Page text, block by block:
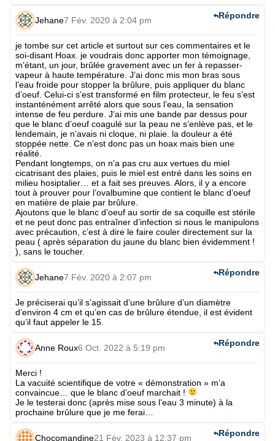
Jehane7 Fév. 2020 à 2:04 pm
je tombe sur cet article et surtout sur ces commentaires et le
soi-disant Hoax. je voudrais donc apporter mon témoignage,
m’étant, un jour, brûlée gravement avec un fer à repasser-
vapeur à haute température. J’ai donc mis mon bras sous
l’eau froide pour stopper la brûlure, puis appliquer du blanc
d’oeuf. Celui-ci s’est transformé en film protecteur, le feu s’est
instanténément arrêté alors que sous l’eau, la sensation
intense de feu perdure. J’ai mis une bande par dessus pour
que le blanc d’oeuf coagulé sur la peau ne s’enlève pas, et le
lendemain, je n’avais ni cloque, ni plaie. la douleur a été
stoppée nette. Ce n’est donc pas un hoax mais bien une
réalité.
Pendant longtemps, on n’a pas cru aux vertues du miel
cicatrisant des plaies, puis le miel est entré dans les soins en
milieu hosiptalier… et a fait ses preuves. Alors, il y a encore
tout à prouver pour l’ovalbumine que contient le blanc d’oeuf
en matière de plaie par brûlure.
Ajoutons que le blanc d’oeuf au sortir de sa coquille est stérile
et ne peut donc pas entraîner d’infection si nous le manipulons
avec précaution, c’est à dire le faire couler directement sur la
peau ( après séparation du jaune du blanc bien évidemment !
), sans le toucher.
Répondre
Jehane7 Fév. 2020 à 2:07 pm
Je préciserai qu’il s’agissait d’une brûlure d’un diamètre
d’environ 4 cm et qu’en cas de brûlure étendue, il est évident
qu’il faut appeler le 15.
Répondre
Anne Roux6 Oct. 2022 à 5:19 pm
Merci !
La vacuité scientifique de votre « démonstration » m’a
convaincue… que le blanc d’oeuf marchait !
Je le testerai donc (après mise sous l’eau 3 minute) à la
prochaine brûlure que je me ferai…
Répondre
Chocomandine21 Fév. 2023 à 12:37 pm Répondre